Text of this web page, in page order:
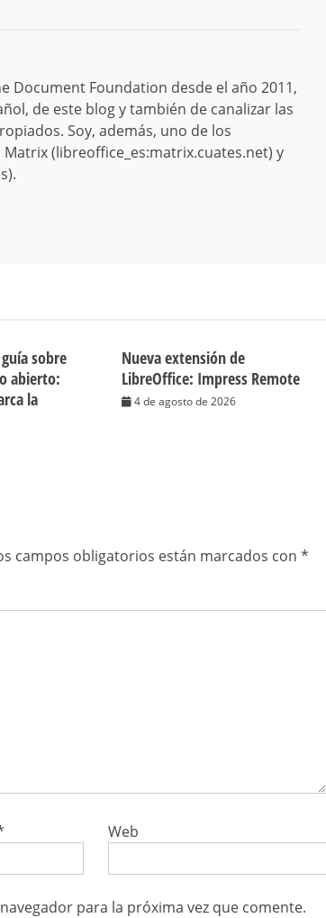
Document Foundation desde el año 2011,
de este blog y también de canalizar las
Soy, además, uno de los
(libreoffice_es:matrix.cuates.net) y
sobre
abierto:
la
Nueva extensión de
LibreOffice: Impress Remote
4 de agosto de 2026
campos obligatorios están marcados con *
Web
para la próxima vez que comente.